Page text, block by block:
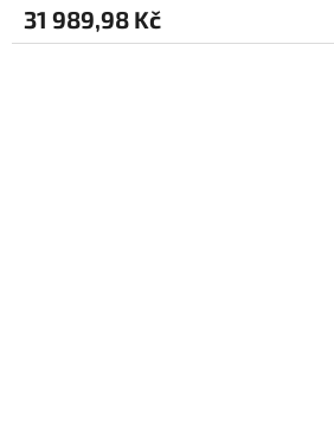
31 989,98 Kč